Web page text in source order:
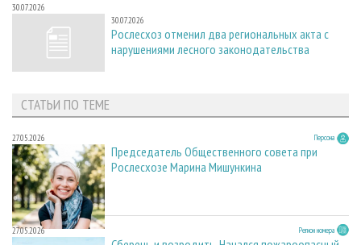
30.07.2026
30.07.2026
Рослесхоз отменил два региональных акта с
нарушениями лесного законодательства
СТАТЬИ ПО ТЕМЕ
27.05.2026 Персона
Председатель Общественного совета при
Рослесхозе Марина Мишункина
27.05.2026 Регион номера